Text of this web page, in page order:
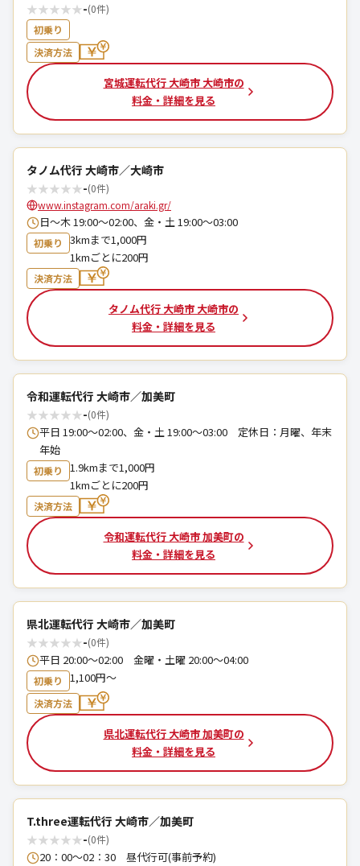
★★★★★-(0件)
初乗り
決済方法
宮城運転代行 大崎市 大崎市の
料金・詳細を見る
タノム代行 大崎市／大崎市
★★★★★-(0件)
www.instagram.com/araki.gr/
日～木 19:00～02:00、金・土 19:00～03:00
初乗り
3kmまで1,000円
1kmごとに200円
決済方法
タノム代行 大崎市 大崎市の
料金・詳細を見る
令和運転代行 大崎市／加美町
★★★★★-(0件)
平日 19:00〜02:00、金・土 19:00〜03:00 定休日：月曜、年末
年始
初乗り
1.9kmまで1,000円
1kmごとに200円
決済方法
令和運転代行 大崎市 加美町の
料金・詳細を見る
県北運転代行 大崎市／加美町
★★★★★-(0件)
平日 20:00〜02:00 金曜・土曜 20:00〜04:00
初乗り 1,100円～
決済方法
県北運転代行 大崎市 加美町の
料金・詳細を見る
T.three運転代行 大崎市／加美町
★★★★★-(0件)
20∶00～02∶30 昼代行可(事前予約)